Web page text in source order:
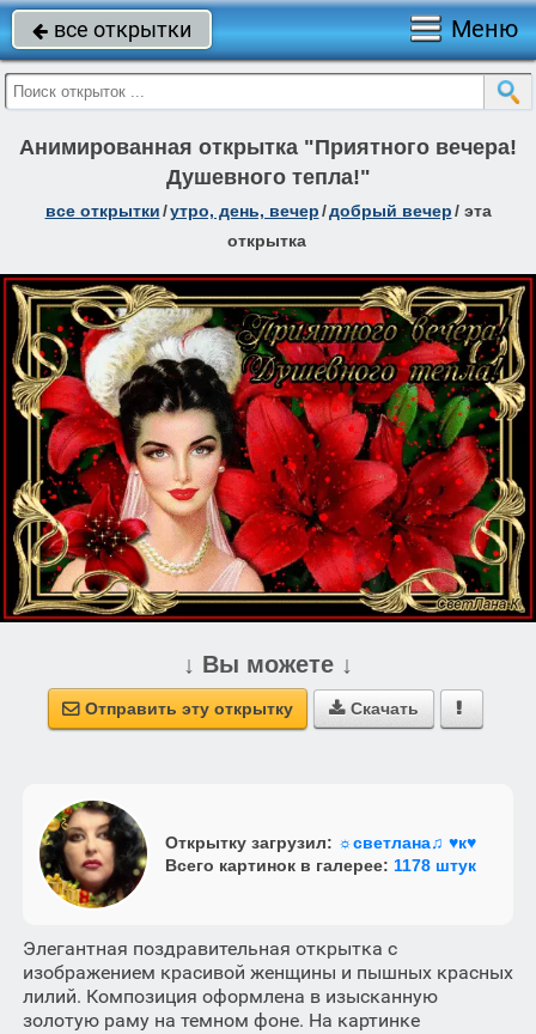
 все открытки Меню
Анимированная открытка "Приятного вечера!
Душевного тепла!"
все открытки/утро, день, вечер/добрый вечер/ эта
открытка
↓ Вы можете ↓
 Отправить эту открытку  Скачать 
Открытку загрузил: ☼светлана♫ ♥к♥
Всего картинок в галерее: 1178 штук
Элегантная поздравительная открытка с
изображением красивой женщины и пышных красных
лилий. Композиция оформлена в изысканную
золотую раму на темном фоне. На картинке